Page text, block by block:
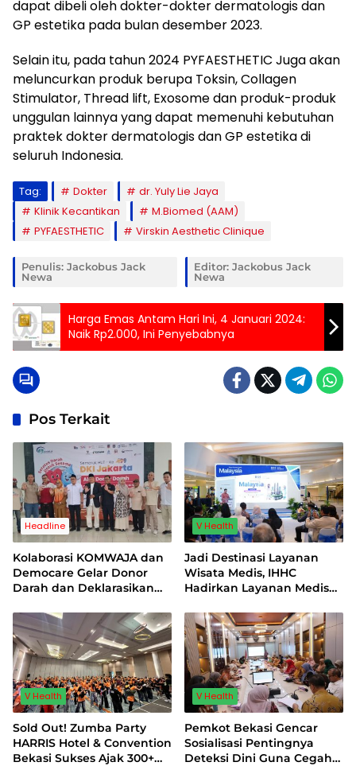
dapat dibeli oleh dokter-dokter dermatologis dan
GP estetika pada bulan desember 2023.
Selain itu, pada tahun 2024 PYFAESTHETIC Juga akan
meluncurkan produk berupa Toksin, Collagen
Stimulator, Thread lift, Exosome dan produk-produk
unggulan lainnya yang dapat memenuhi kebutuhan
praktek dokter dermatologis dan GP estetika di
seluruh Indonesia.
Tag: Dokter
dr. Yuly Lie Jaya
Klinik Kecantikan
M.Biomed (AAM)
PYFAESTHETIC
Virskin Aesthetic Clinique
Penulis: Jackobus Jack
Newa
Editor: Jackobus Jack
Newa
Harga Emas Antam Hari Ini, 4 Januari 2024:
Naik Rp2.000, Ini Penyebabnya
Pos Terkait
Headline
Kolaborasi KOMWAJA dan
Democare Gelar Donor
Darah dan Deklarasikan
V Health
Jadi Destinasi Layanan
Wisata Medis, IHHC
Hadirkan Layanan Medis
Indonesia
V Health
Sold Out! Zumba Party
HARRIS Hotel & Convention
Bekasi Sukses Ajak 300+
V Health
Pemkot Bekasi Gencar
Sosialisasi Pentingnya
Deteksi Dini Guna Cegah